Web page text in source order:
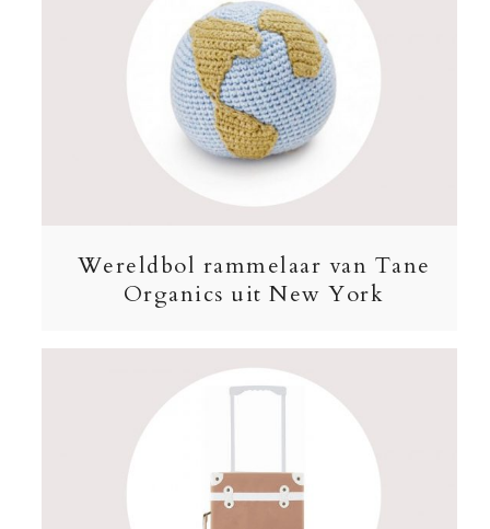
Wereldbol rammelaar van Tane
Organics uit New York